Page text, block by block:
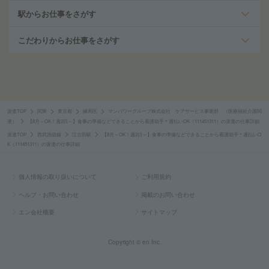
駅からお仕事をさがす
こだわりからお仕事をさがす
派遣TOP 東京都 練馬区
マンパワーグループ株式会社 ケアサービス事業部 （医療福祉介護関
連）
【8月～OK！週2日～】食事の準備などできることから看護助手＊週払いOK（111451311）の派遣の仕事詳細
派遣TOP 西武池袋線 江古田駅
【8月～OK！週2日～】食事の準備などできることから看護助手＊週払いO
K（111451311）の派遣の仕事詳細
個人情報の取り扱いについて ご利用規約
ヘルプ・お問い合わせ 掲載のお問い合わせ
エン会社概要 サイトマップ
Copyright © en Inc.